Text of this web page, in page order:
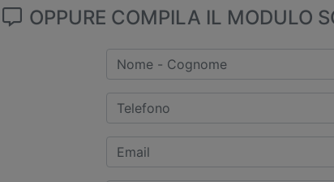
OPPURE COMPILA IL MODULO